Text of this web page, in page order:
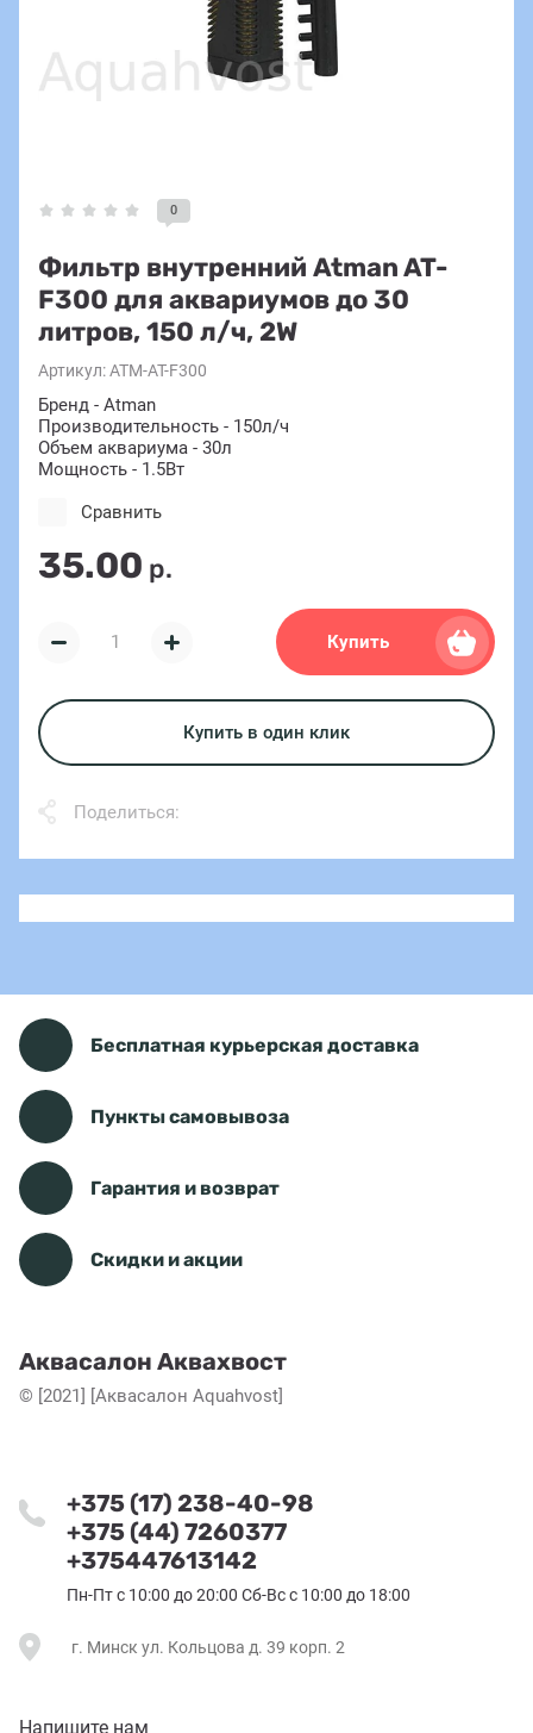
0
Фильтр внутренний Atman AT-
F300 для аквариумов до 30
литров, 150 л/ч, 2W
Артикул:ATM-AT-F300
Бренд - Atman
Производительность - 150л/ч
Объем аквариума - 30л
Мощность - 1.5Вт
35.00 р.
Сравнить
Купить
Купить в один клик
Поделиться:
Бесплатная курьерская доставка
Пункты самовывоза
Гарантия и возврат
Скидки и акции
Аквасалон Аквахвост
© [2021] [Аквасалон Aquahvost]
+375 (17) 238-40-98
+375 (44) 7260377
+375447613142
Пн-Пт с 10:00 до 20:00 Сб-Вс с 10:00 до 18:00
г. Минск ул. Кольцова д. 39 корп. 2
Напишите нам